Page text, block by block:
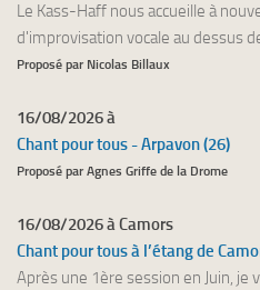
Le Kass-Haff nous accueille à
d'improvisation vocale au dessus
Proposé par Nicolas Billaux
16/08/2026 à
Chant pour tous - Arpavon (26)
Proposé par Agnes Griffe de la Drome
16/08/2026 à Camors
Chant pour tous à l’étang de
Après une 1ère session en Juin,